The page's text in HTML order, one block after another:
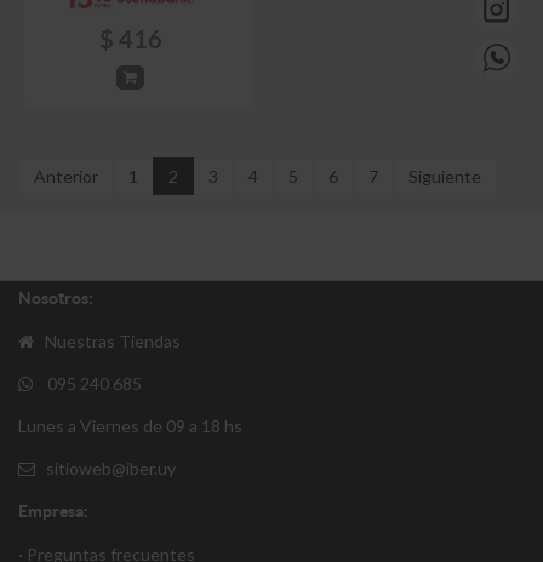
$ 416
Anterior 1 2 3 4 5 6 7 Siguiente
Nosotros:
Nuestras Tiendas
095 240 685
Lunes a Viernes de 09 a 18 hs
sitioweb@iber.uy
Empresa:
· Preguntas frecuentes